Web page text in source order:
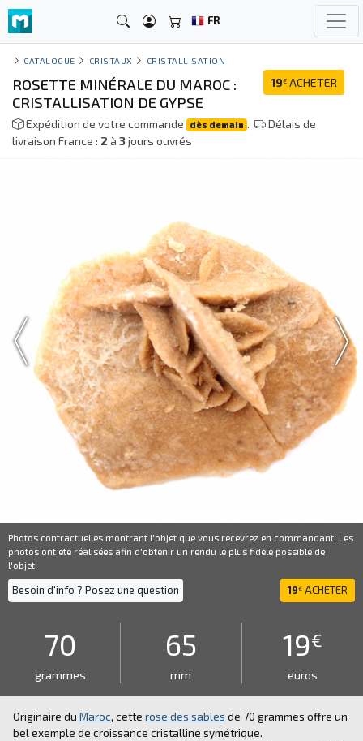
FR
CATALOGUE CRISTAUX CRISTALLISATION
19€ ACHETER
ROSETTE MINÉRALE DU MAROC :
CRISTALLISATION DE GYPSE
Expédition de votre commande dès demain .
Délais de
livraison France : 2 à 3jours ouvrés
Photos contractuelles montrant l'objet que vous recevrez en commandant. Les
photos ont été réalisées afin d'obtenir un rendu le plus fidèle possible de
l'objet.
Besoin d'info ? Posez une question 19€ ACHETER
70
grammes
65
mm
19€
euros
Originaire du Maroc, cette rose des sables de 70 grammes offre un
bel exemple de croissance cristalline symétrique.